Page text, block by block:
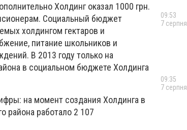
Холдинг оказал 1000 грн.
Социальный бюджет
холдингом гектаров и
питание школьников и
В 2013 году только на
в социальном бюджете Холдинга
на момент создания Холдинга в
района работало 2 107
09:53
7 серпня
09:35
7 серпня